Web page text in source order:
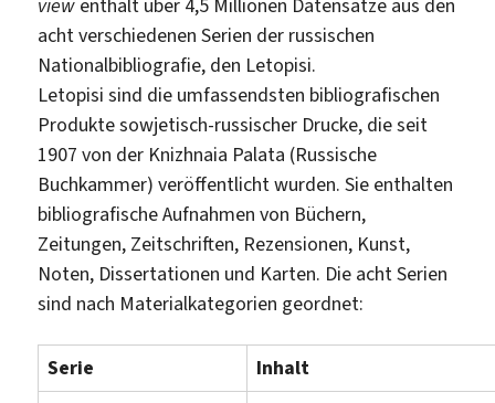
view enthält über 4,5 Millionen Datensätze aus den
acht verschiedenen Serien der russischen
Nationalbibliografie, den Letopisi.
Letopisi sind die umfassendsten bibliografischen
Produkte sowjetisch-russischer Drucke, die seit
1907 von der Knizhnaia Palata (Russische
Buchkammer) veröffentlicht wurden. Sie enthalten
bibliografische Aufnahmen von Büchern,
Zeitungen, Zeitschriften, Rezensionen, Kunst,
Noten, Dissertationen und Karten. Die acht Serien
sind nach Materialkategorien geordnet:
Serie Inhalt